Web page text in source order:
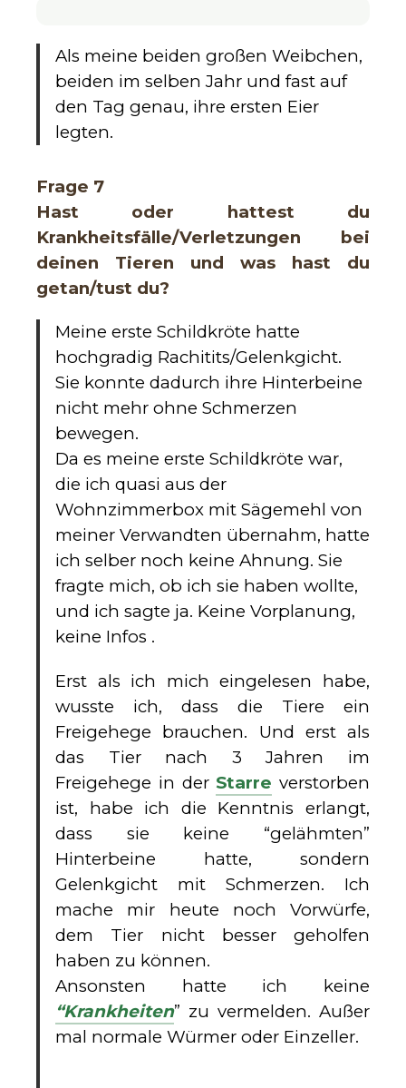
Als meine beiden großen Weibchen,
beiden im selben Jahr und fast auf
den Tag genau, ihre ersten Eier
legten.
Frage 7
Hast oder hattest du
Krankheitsfälle/Verletzungen bei
deinen Tieren und was hast du
getan/tust du?
Meine erste Schildkröte hatte
hochgradig Rachitits/Gelenkgicht.
Sie konnte dadurch ihre Hinterbeine
nicht mehr ohne Schmerzen
bewegen.
Da es meine erste Schildkröte war,
die ich quasi aus der
Wohnzimmerbox mit Sägemehl von
meiner Verwandten übernahm, hatte
ich selber noch keine Ahnung. Sie
fragte mich, ob ich sie haben wollte,
und ich sagte ja. Keine Vorplanung,
keine Infos .
Erst als ich mich eingelesen habe,
wusste ich, dass die Tiere ein
Freigehege brauchen. Und erst als
das Tier nach 3 Jahren im
Freigehege in der Starre verstorben
ist, habe ich die Kenntnis erlangt,
dass sie keine “gelähmten”
Hinterbeine hatte, sondern
Gelenkgicht mit Schmerzen. Ich
mache mir heute noch Vorwürfe,
dem Tier nicht besser geholfen
haben zu können.
Ansonsten hatte ich keine
“Krankheiten” zu vermelden. Außer
mal normale Würmer oder Einzeller.